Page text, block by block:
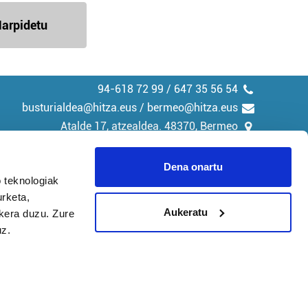
duzu. Zure
Dena onartu
Aukeratu
94-618 72 99 / 647 35 56 54
busturialdea@hitza.eus / bermeo@hitza.eus
Atalde 17, atzealdea. 48370, Bermeo
Cookieak